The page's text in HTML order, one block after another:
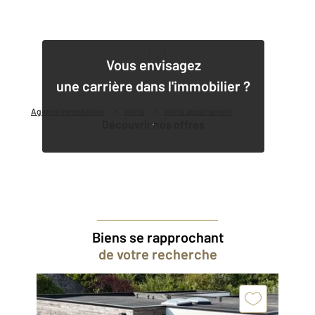
Agence immobilière
Vous envisagez
une carrière dans l'immobilier ?
Découvrir nos offres
1
Biens se rapprochant
de votre recherche